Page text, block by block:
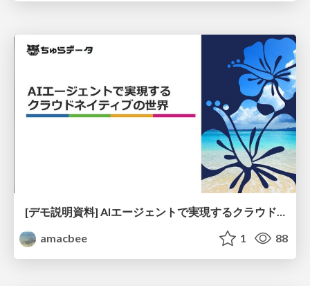
[デモ説明資料] AIエージェントで実現するクラウドネイティブの世界
amacbee
1 88